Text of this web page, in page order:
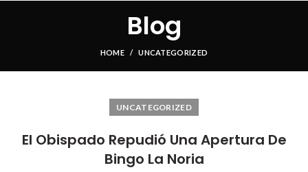
Blog
HOME UNCATEGORIZED
UNCATEGORIZED
El Obispado Repudió Una Apertura De
Bingo La Noria